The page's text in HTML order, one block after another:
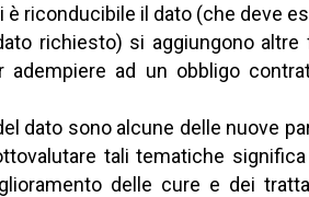
riconducibile il dato (che deve
richiesto) si aggiungono
ad un obbligo
dato sono alcune delle nuove
tali tematiche
delle cure e dei